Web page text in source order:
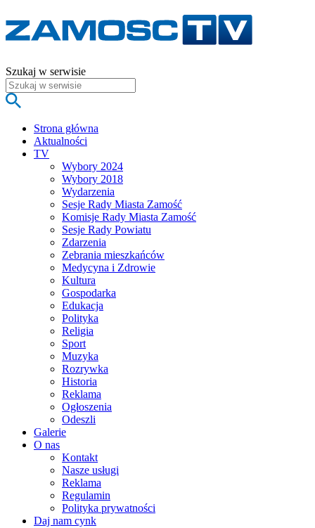
Szukaj w serwisie
Strona główna
Aktualności
TV
Wybory 2024
Wybory 2018
Wydarzenia
Sesje Rady Miasta Zamość
Komisje Rady Miasta Zamość
Sesje Rady Powiatu
Zdarzenia
Zebrania mieszkańców
Medycyna i Zdrowie
Kultura
Gospodarka
Edukacja
Polityka
Religia
Sport
Muzyka
Rozrywka
Historia
Reklama
Ogłoszenia
Odeszli
Galerie
O nas
Kontakt
Nasze usługi
Reklama
Regulamin
Polityka prywatności
Daj nam cynk